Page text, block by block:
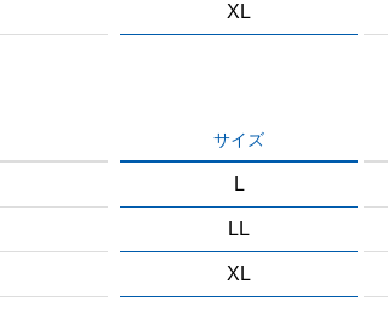
XL
サイズ
L
LL
XL